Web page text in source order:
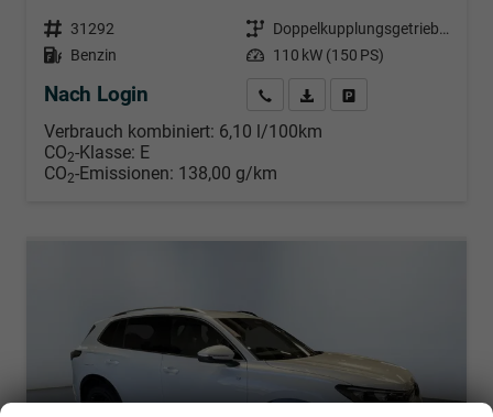
Fahrzeugnr. 31292 Getriebe
Doppelkupplungsgetriebe (DSG)
Kraftstoff Benzin Leistung 110 kW (150 PS)
Nach Login Wir rufen Sie anPDF-Datei, Fahrzeugexposé
Verbrauch kombiniert: 6,10 l/100km
CO2-Klasse: E
CO2-Emissionen: 138,00 g/km